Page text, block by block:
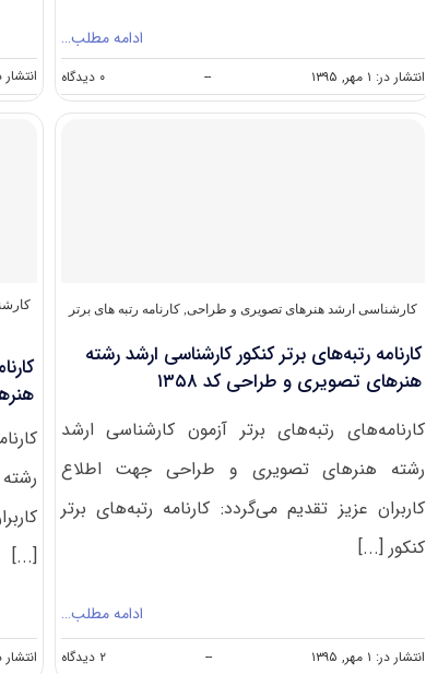
ادامه مطلب…
انتشار در: ۱ مهر, ۱۳۹۵ -- ۰ دیدگاه
کارنامه
رتبه‌های
انتشار در: ۱
کارشناسی ارشد هنرهای تصویری و طراحی,کارنامه رتبه های برتر
کارنامه رتبه‌های برتر کنکور کارشناسی ارشد رشته
هنرهای تصویری و طراحی کد ۱۳۵۸
کارنامه‌های رتبه‌های برتر آزمون کارشناسی ارشد
رشته هنرهای تصویری و طراحی جهت اطلاع
کاربران عزیز تقدیم می‌گردد: کارنامه رتبه‌های برتر
کنکور [...]
ادامه مطلب…
انتشار در: ۱ مهر, ۱۳۹۵ -- ۲ دیدگاه
[...]
انتشار در: ۱